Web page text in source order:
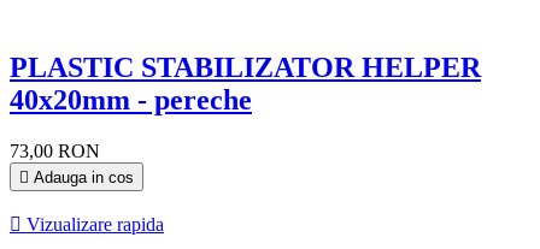
PLASTIC STABILIZATOR HELPER
40x20mm - pereche
73,00 RON
 Adauga in cos
 Vizualizare rapida